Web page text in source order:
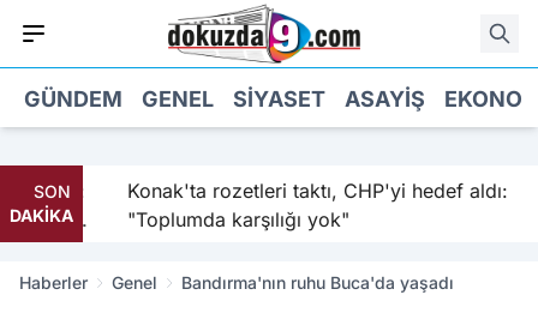
GÜNDEM GENEL SIYASET ASAYIŞ
SON
DAKİKA
kabul
Konak'ta rozetleri taktı, CHP'yi hedef aldı:
"Toplumda karşılığı yok"
Haberler Genel Bandırma'nın ruhu Buca'da yaşadı